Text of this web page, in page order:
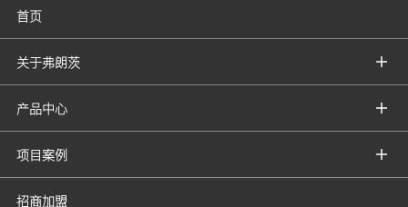
首页
关于弗朗茨
产品中心
项目案例
招商加盟